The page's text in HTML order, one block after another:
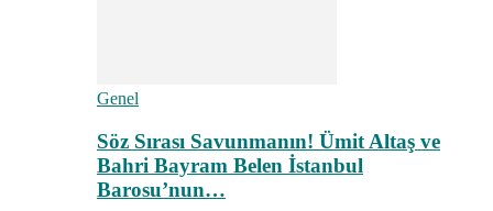
Genel
Söz Sırası Savunmanın! Ümit Altaş ve
Bahri Bayram Belen İstanbul
Barosu’nun…